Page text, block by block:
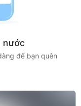
nước
để bạn quên